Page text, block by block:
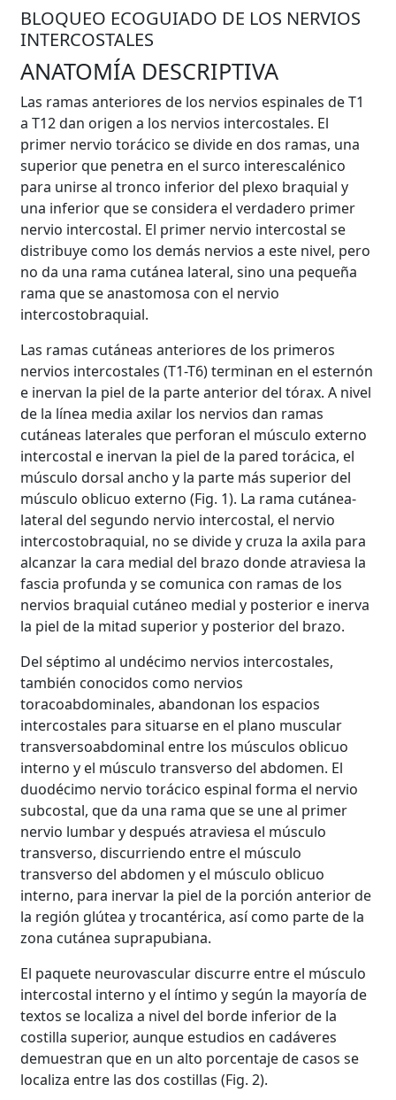
BLOQUEO ECOGUIADO DE LOS NERVIOS
INTERCOSTALES
ANATOMÍA DESCRIPTIVA
Las ramas anteriores de los nervios espinales de T1
a T12 dan origen a los nervios intercostales. El
primer nervio torácico se divide en dos ramas, una
superior que penetra en el surco interescalénico
para unirse al tronco inferior del plexo braquial y
una inferior que se considera el verdadero primer
nervio intercostal. El primer nervio intercostal se
distribuye como los demás nervios a este nivel, pero
no da una rama cutánea lateral, sino una pequeña
rama que se anastomosa con el nervio
intercostobraquial.
Las ramas cutáneas anteriores de los primeros
nervios intercostales (T1-T6) terminan en el esternón
e inervan la piel de la parte anterior del tórax. A nivel
de la línea media axilar los nervios dan ramas
cutáneas laterales que perforan el músculo externo
intercostal e inervan la piel de la pared torácica, el
músculo dorsal ancho y la parte más superior del
músculo oblicuo externo (Fig. 1). La rama cutánea-
lateral del segundo nervio intercostal, el nervio
intercostobraquial, no se divide y cruza la axila para
alcanzar la cara medial del brazo donde atraviesa la
fascia profunda y se comunica con ramas de los
nervios braquial cutáneo medial y posterior e inerva
la piel de la mitad superior y posterior del brazo.
Del séptimo al undécimo nervios intercostales,
también conocidos como nervios
toracoabdominales, abandonan los espacios
intercostales para situarse en el plano muscular
transversoabdominal entre los músculos oblicuo
interno y el músculo transverso del abdomen. El
duodécimo nervio torácico espinal forma el nervio
subcostal, que da una rama que se une al primer
nervio lumbar y después atraviesa el músculo
transverso, discurriendo entre el músculo
transverso del abdomen y el músculo oblicuo
interno, para inervar la piel de la porción anterior de
la región glútea y trocantérica, así como parte de la
zona cutánea suprapubiana.
El paquete neurovascular discurre entre el músculo
intercostal interno y el íntimo y según la mayoría de
textos se localiza a nivel del borde inferior de la
costilla superior, aunque estudios en cadáveres
demuestran que en un alto porcentaje de casos se
localiza entre las dos costillas (Fig. 2).